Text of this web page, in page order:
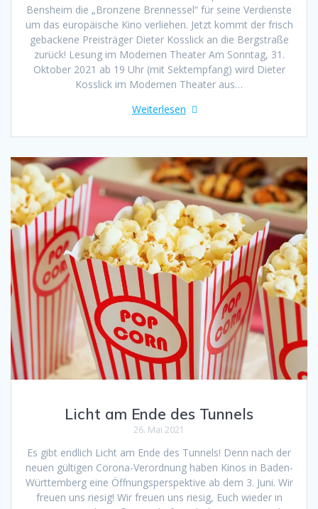
Bensheim die „Bronzene Brennessel“ für seine Verdienste
um das europäische Kino verliehen. Jetzt kommt der frisch
gebackene Preisträger Dieter Kosslick an die Bergstraße
zurück! Lesung im Modernen Theater Am Sonntag, 31.
Oktober 2021 ab 19 Uhr (mit Sektempfang) wird Dieter
Kosslick im Modernen Theater aus…
Weiterlesen
Licht am Ende des Tunnels
26. Mai 2021
Es gibt endlich Licht am Ende des Tunnels! Denn nach der
neuen gültigen Corona-Verordnung haben Kinos in Baden-
Württemberg eine Öffnungsperspektive ab dem 3. Juni. Wir
freuen uns riesig! Wir freuen uns riesig, Euch wieder in